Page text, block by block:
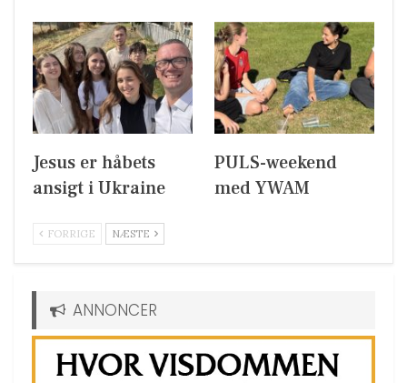
Jesus er håbets
ansigt i Ukraine
PULS-weekend
med YWAM
FORRIGE NÆSTE
ANNONCER